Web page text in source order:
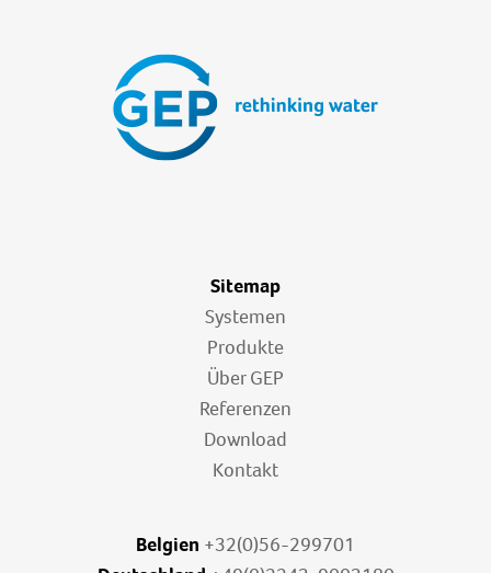
Sitemap
Systemen
Produkte
Über GEP
Referenzen
Download
Kontakt
Belgien +32(0)56-299701